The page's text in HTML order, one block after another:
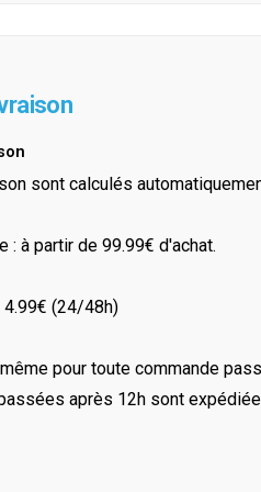
sont calculés
: à partir de 99.99€ d'achat.
4.99€ (24/48h)
pour toute commande
après 12h sont